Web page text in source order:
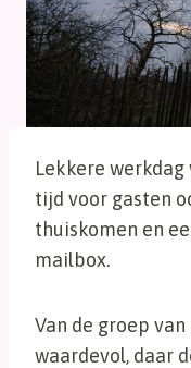
Lekkere
tijd voor gasten
thuiskomen en
mailbox.
Van de groep
waardevol, daar